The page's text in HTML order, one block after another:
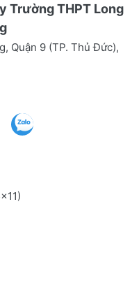
Trường THPT Long
Quận 9 (TP. Thủ Đức),